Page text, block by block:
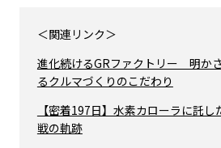
＜関連リンク＞
進化続けるGRファクトリー 明か
るクルマづくりのこだわり
【密着197日】水素カローラに託
戦の軌跡